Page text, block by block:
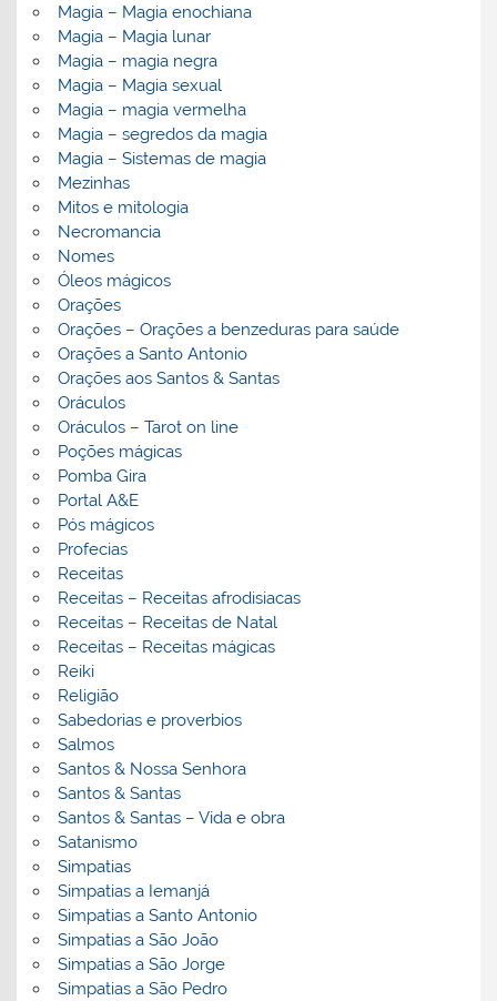
Magia – Magia enochiana
Magia – Magia lunar
Magia – magia negra
Magia – Magia sexual
Magia – magia vermelha
Magia – segredos da magia
Magia – Sistemas de magia
Mezinhas
Mitos e mitologia
Necromancia
Nomes
Óleos mágicos
Orações
Orações – Orações a benzeduras para saúde
Orações a Santo Antonio
Orações aos Santos & Santas
Oráculos
Oráculos – Tarot on line
Poções mágicas
Pomba Gira
Portal A&E
Pós mágicos
Profecias
Receitas
Receitas – Receitas afrodisiacas
Receitas – Receitas de Natal
Receitas – Receitas mágicas
Reiki
Religião
Sabedorias e proverbios
Salmos
Santos & Nossa Senhora
Santos & Santas
Santos & Santas – Vida e obra
Satanismo
Simpatias
Simpatias a Iemanjá
Simpatias a Santo Antonio
Simpatias a São João
Simpatias a São Jorge
Simpatias a São Pedro